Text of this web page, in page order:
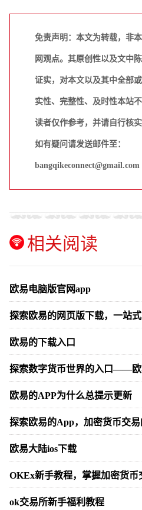
免责声明：本文为转载，非
网观点。其原创性以及文中
证实，对本文以及其中全部
实性、完整性、及时性本站
读者仅作参考，并请自行核实
如有疑问请发送邮件至：
bangqikeconnect@gmail.com
相关阅读
欧易电脑版官网app
探索欧易的网页版下载，一站
欧易的下载入口
探索数字货币世界的入口——欧
欧易的APP为什么总提示更新
探索欧易的App，加密货币交
欧易大陆ios下载
OKEx新手教程，掌握加密货币
ok交易所新手福利教程